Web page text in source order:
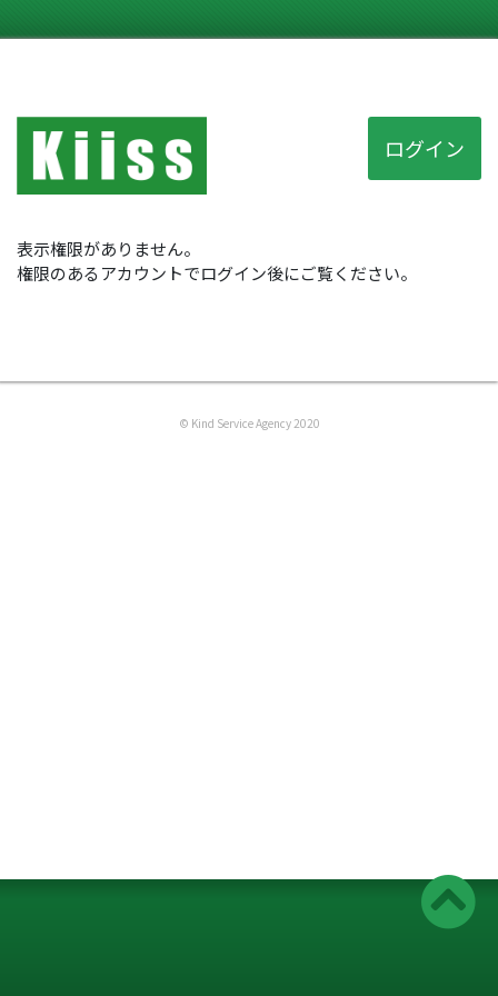
ログイン
表示権限がありません。
権限のあるアカウントでログイン後にご覧ください。
© Kind Service Agency 2020